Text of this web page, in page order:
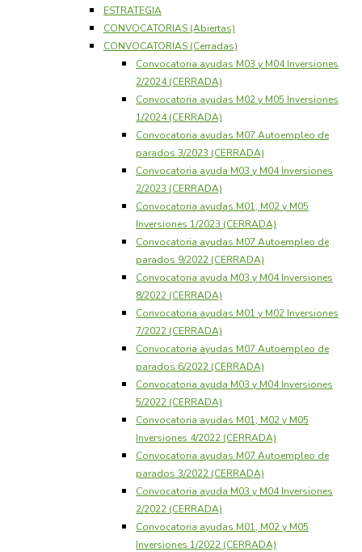
ESTRATEGIA
CONVOCATORIAS (Abiertas)
CONVOCATORIAS (Cerradas)
Convocatoria ayudas M03 y M04 Inversiones
2/2024 (CERRADA)
Convocatoria ayudas M02 y M05 Inversiones
1/2024 (CERRADA)
Convocatoria ayudas M07 Autoempleo de
parados 3/2023 (CERRADA)
Convocatoria ayuda M03 y M04 Inversiones
2/2023 (CERRADA)
Convocatoria ayudas M01, M02 y M05
Inversiones 1/2023 (CERRADA)
Convocatoria ayudas M07 Autoempleo de
parados 9/2022 (CERRADA)
Convocatoria ayuda M03 y M04 Inversiones
8/2022 (CERRADA)
Convocatoria ayudas M01 y M02 Inversiones
7/2022 (CERRADA)
Convocatoria ayudas M07 Autoempleo de
parados 6/2022 (CERRADA)
Convocatoria ayuda M03 y M04 Inversiones
5/2022 (CERRADA)
Convocatoria ayudas M01, M02 y M05
Inversiones 4/2022 (CERRADA)
Convocatoria ayudas M07 Autoempleo de
parados 3/2022 (CERRADA)
Convocatoria ayuda M03 y M04 Inversiones
2/2022 (CERRADA)
Convocatoria ayudas M01, M02 y M05
Inversiones 1/2022 (CERRADA)